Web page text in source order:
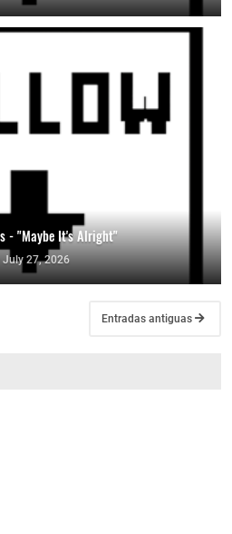
- "Maybe It's Alright"
July 27, 2026
Entradas antiguas